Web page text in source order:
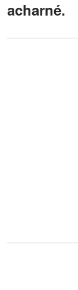
acharné.